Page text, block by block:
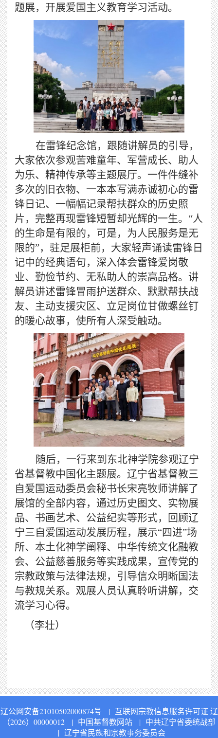
题展，开展爱国主义教育学习活动。
在雷锋纪念馆，跟随讲解员的引导，
大家依次参观苦难童年、军营成长、助人
为乐、精神传承等主题展厅。一件件缝补
多次的旧衣物、一本本写满赤诚初心的雷
锋日记、一幅幅记录帮扶群众的历史照
片，完整再现雷锋短暂却光辉的一生。 “人
的生命是有限的，可是，为人民服务是无
限的”，驻足展柜前，大家轻声诵读雷锋日
记中的经典语句，深入体会雷锋爱岗敬
业、勤俭节约、无私助人的崇高品格。讲
解员讲述雷锋冒雨护送群众、默默帮扶战
友、主动支援灾区、立足岗位甘做螺丝钉
的暖心故事，使所有人深受触动。
随后，一行来到东北神学院参观辽宁
省基督教中国化主题展。辽宁省基督教三
自爱国运动委员会秘书长宋亮牧师讲解了
展馆的全部内容，通过历史图文、实物展
品、书画艺术、公益纪实等形式，回顾辽
宁三自爱国运动发展历程，展示“四进”场
所、本土化神学阐释、中华传统文化融教
会、公益慈善服务等实践成果，宣传党的
宗教政策与法律法规，引导信众明晰国法
与教规关系。观展人员认真聆听讲解，交
流学习心得。
（李壮）
辽公网安备21010502000874号 | 互联网宗教信息服务许可证 辽
（2026）00000012 | 中国基督教网站 | 中共辽宁省委统战部
| 辽宁省民族和宗教事务委员会